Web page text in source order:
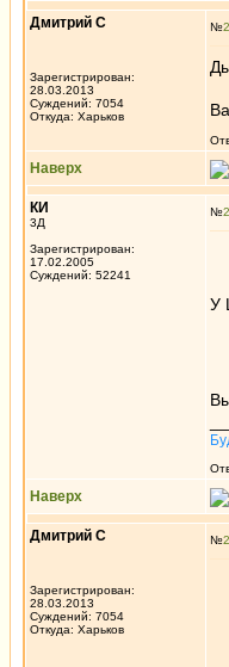
Дмитрий С
Зарегистрирован:
28.03.2013
Суждений: 7054
Откуда: Харьков
№
Наверх
КИ
3Д
Зарегистрирован:
17.02.2005
Суждений: 52241
№
У
Наверх
Дмитрий С
Зарегистрирован:
28.03.2013
Суждений: 7054
Откуда: Харьков
№